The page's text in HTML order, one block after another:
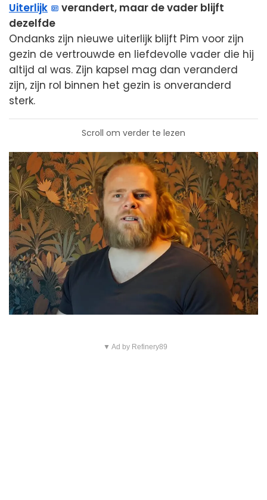
Uiterlijk
verandert, maar de vader blijft
dezelfde
Ondanks zijn nieuwe uiterlijk blijft Pim voor zijn
gezin de vertrouwde en liefdevolle vader die hij
altijd al was. Zijn kapsel mag dan veranderd
zijn, zijn rol binnen het gezin is onveranderd
sterk.
Scroll om verder te lezen
▼ Ad by Refinery89